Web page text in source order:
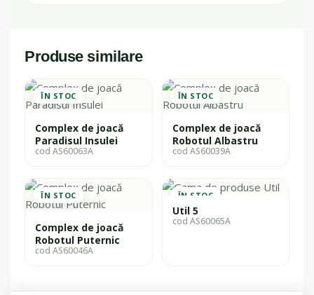
Produse similare
ÎN STOC
Complex de joacă
Paradisul Insulei
cod AS60063A
ÎN STOC
Complex de joacă
Robotul Albastru
cod AS60039A
ÎN STOC
Complex de joacă
Robotul Puternic
cod AS60046A
ÎN STOC
Util 5
cod AS60065A